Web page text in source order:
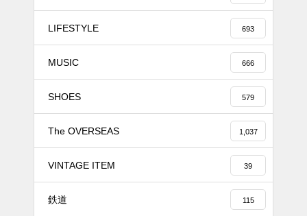
LIFESTYLE 693
MUSIC 666
SHOES 579
The OVERSEAS 1,037
VINTAGE ITEM 39
鉄道 115